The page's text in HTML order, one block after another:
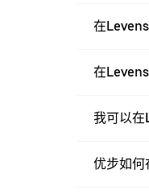
在
在
我可以在
优步如何